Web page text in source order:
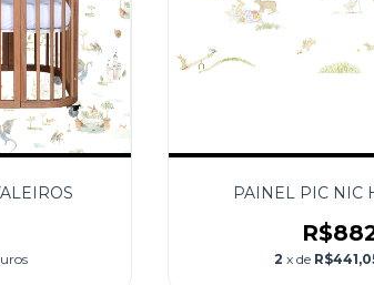
PAINEL PIC NIC
2 x de